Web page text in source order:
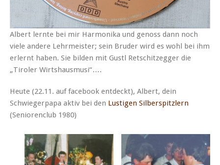
Albert lernte bei mir Harmonika und genoss dann noch
viele andere Lehrmeister; sein Bruder wird es wohl bei ihm
erlernt haben. Sie bilden mit Gustl Retschitzegger die
„Tiroler Wirtshausmusi“….
Heute (22.11. auf facebook entdeckt), Albert, dein
Schwiegerpapa aktiv bei den Lustigen Silberspitzlern
(Seniorenclub 1980)